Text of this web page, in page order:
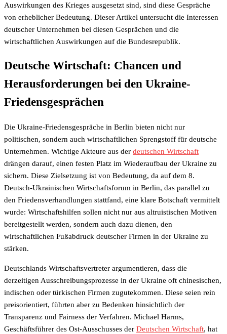
Auswirkungen des Krieges ausgesetzt sind, sind diese Gespräche
von erheblicher Bedeutung. Dieser Artikel untersucht die Interessen
deutscher Unternehmen bei diesen Gesprächen und die
wirtschaftlichen Auswirkungen auf die Bundesrepublik.
Deutsche Wirtschaft: Chancen und
Herausforderungen bei den Ukraine-
Friedensgesprächen
Die Ukraine-Friedensgespräche in Berlin bieten nicht nur
politischen, sondern auch wirtschaftlichen Sprengstoff für deutsche
Unternehmen. Wichtige Akteure aus der deutschen Wirtschaft
drängen darauf, einen festen Platz im Wiederaufbau der Ukraine zu
sichern. Diese Zielsetzung ist von Bedeutung, da auf dem 8.
Deutsch-Ukrainischen Wirtschaftsforum in Berlin, das parallel zu
den Friedensverhandlungen stattfand, eine klare Botschaft vermittelt
wurde: Wirtschaftshilfen sollen nicht nur aus altruistischen Motiven
bereitgestellt werden, sondern auch dazu dienen, den
wirtschaftlichen Fußabdruck deutscher Firmen in der Ukraine zu
stärken.
Deutschlands Wirtschaftsvertreter argumentieren, dass die
derzeitigen Ausschreibungsprozesse in der Ukraine oft chinesischen,
indischen oder türkischen Firmen zugutekommen. Diese seien rein
preisorientiert, führten aber zu Bedenken hinsichtlich der
Transparenz und Fairness der Verfahren. Michael Harms,
Geschäftsführer des Ost-Ausschusses der Deutschen Wirtschaft, hat